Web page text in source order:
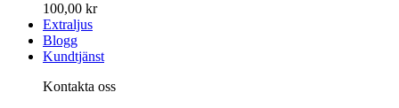
100,00 kr
Extraljus
Blogg
Kundtjänst
Kontakta oss